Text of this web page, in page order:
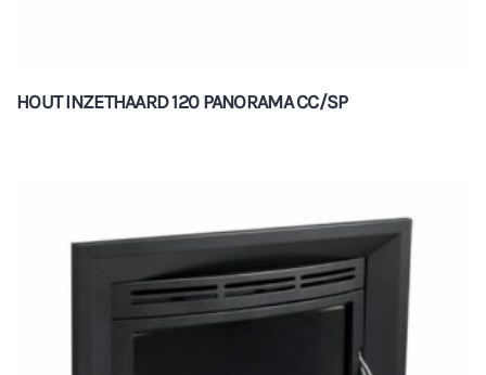
HOUT INZETHAARD 120 PANORAMA CC/SP